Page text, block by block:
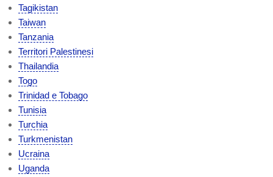
Tagikistan
Taiwan
Tanzania
Territori Palestinesi
Thailandia
Togo
Trinidad e Tobago
Tunisia
Turchia
Turkmenistan
Ucraina
Uganda